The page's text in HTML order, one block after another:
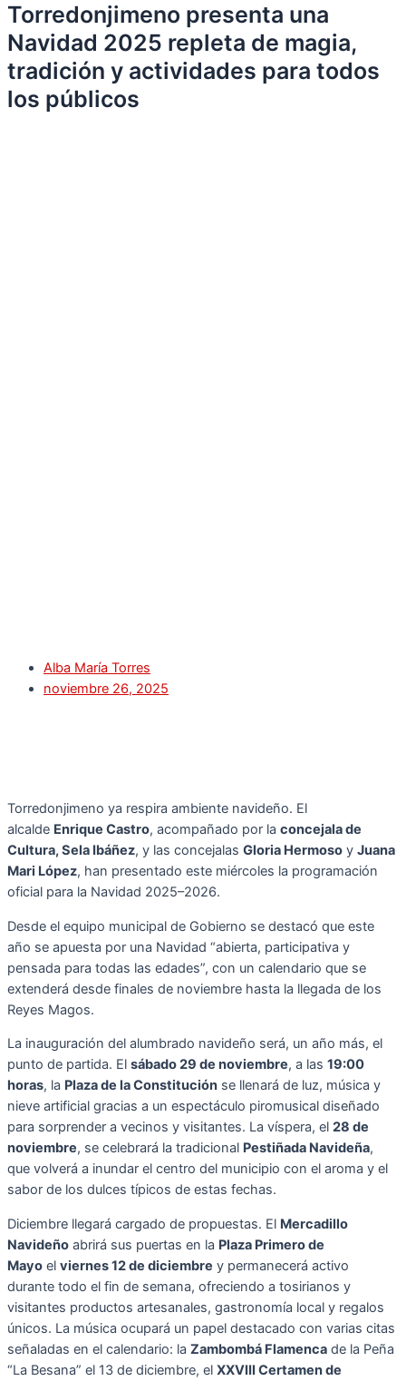
Torredonjimeno presenta una
Navidad 2025 repleta de magia,
tradición y actividades para todos
los públicos
Alba María Torres
noviembre 26, 2025
Torredonjimeno ya respira ambiente navideño. El
alcalde Enrique Castro, acompañado por la concejala de
Cultura, Sela Ibáñez, y las concejalas Gloria Hermoso y Juana
Mari López, han presentado este miércoles la programación
oficial para la Navidad 2025–2026.
Desde el equipo municipal de Gobierno se destacó que este
año se apuesta por una Navidad “abierta, participativa y
pensada para todas las edades”, con un calendario que se
extenderá desde finales de noviembre hasta la llegada de los
Reyes Magos.
La inauguración del alumbrado navideño será, un año más, el
punto de partida. El sábado 29 de noviembre, a las 19:00
horas, la Plaza de la Constitución se llenará de luz, música y
nieve artificial gracias a un espectáculo piromusical diseñado
para sorprender a vecinos y visitantes. La víspera, el 28 de
noviembre, se celebrará la tradicional Pestiñada Navideña,
que volverá a inundar el centro del municipio con el aroma y el
sabor de los dulces típicos de estas fechas.
Diciembre llegará cargado de propuestas. El Mercadillo
Navideño abrirá sus puertas en la Plaza Primero de
Mayo el viernes 12 de diciembre y permanecerá activo
durante todo el fin de semana, ofreciendo a tosirianos y
visitantes productos artesanales, gastronomía local y regalos
únicos. La música ocupará un papel destacado con varias citas
señaladas en el calendario: la Zambombá Flamenca de la Peña
“La Besana” el 13 de diciembre, el XXVIII Certamen de